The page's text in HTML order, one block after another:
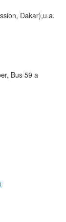
Dakar),u.a.
Bus 59 a